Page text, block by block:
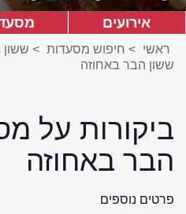
אירועים
ראשי > חיפוש מסעדות >
ששון הבר באחוזה
ביקורות על
הבר באחוזה
פרטים נוספים